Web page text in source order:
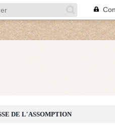
DE L'ASSOMPTION